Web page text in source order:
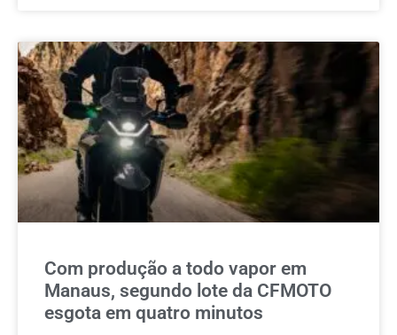
Com produção a todo vapor em
Manaus, segundo lote da CFMOTO
esgota em quatro minutos